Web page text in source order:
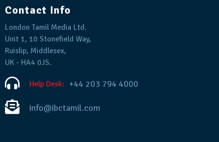
Contact Info
London Tamil Media Ltd.
Unit 1, 10 Stonefield Way,
Ruislip, Middlesex,
UK - HA4 0JS.
Help Desk: +44 203 794 4000
info@ibctamil.com